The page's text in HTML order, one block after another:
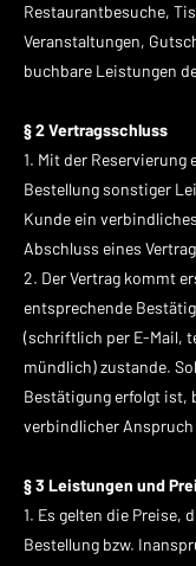
Restaurantbesuche,
Veranstaltungen,
buchbare Leistungen
§ 2 Vertragsschluss
1. Mit der Reservierung
Bestellung sonstiger
Kunde ein
Abschluss eines
2. Der Vertrag kommt
entsprechende
(schriftlich per E-Mail,
mündlich) zustande.
Bestätigung erfolgt ist,
verbindlicher
§ 3 Leistungen und
1. Es gelten die Preise,
Bestellung bzw.